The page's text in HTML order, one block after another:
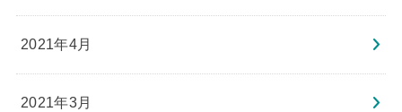
2021年4月
2021年3月